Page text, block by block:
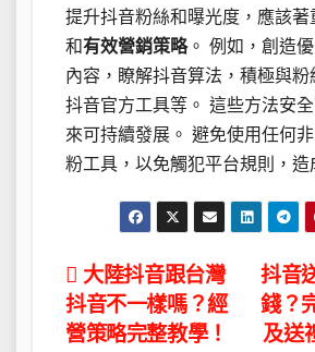
提升抖音粉絲和曝光度，應該著
和有效營銷策略。 例如，創造
內容，瞭解抖音算法，積極與粉
抖音官方工具等。 這些方法安
來可持續發展。 避免使用任何
粉工具，以免觸犯平台規則，造
文
章
抖音
錢？
及送
大陸抖音跟台灣
抖音不一樣嗎？經
營策略完整教學！